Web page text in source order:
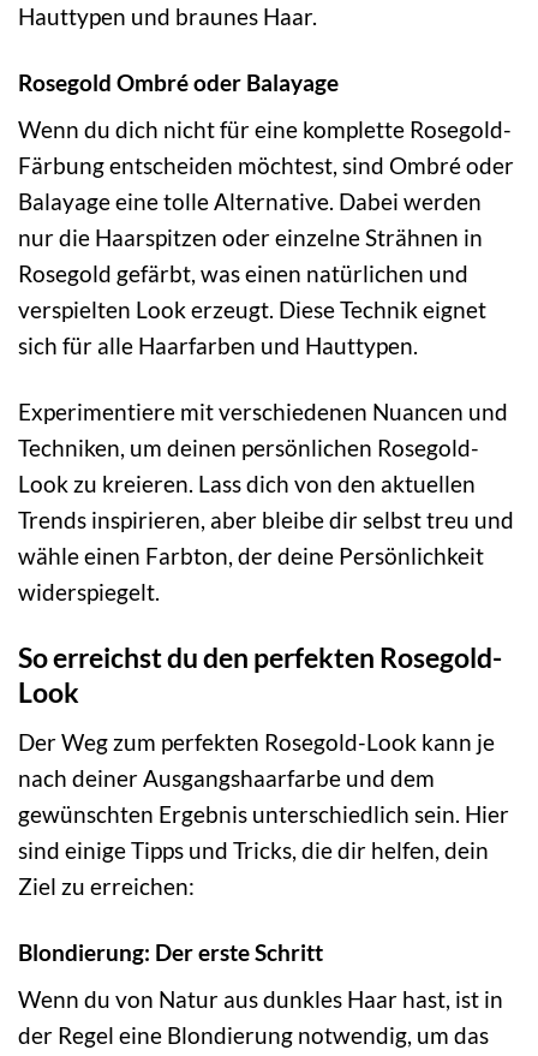
Hauttypen und braunes Haar.
Rosegold Ombré oder Balayage
Wenn du dich nicht für eine komplette Rosegold-
Färbung entscheiden möchtest, sind Ombré oder
Balayage eine tolle Alternative. Dabei werden
nur die Haarspitzen oder einzelne Strähnen in
Rosegold gefärbt, was einen natürlichen und
verspielten Look erzeugt. Diese Technik eignet
sich für alle Haarfarben und Hauttypen.
Experimentiere mit verschiedenen Nuancen und
Techniken, um deinen persönlichen Rosegold-
Look zu kreieren. Lass dich von den aktuellen
Trends inspirieren, aber bleibe dir selbst treu und
wähle einen Farbton, der deine Persönlichkeit
widerspiegelt.
So erreichst du den perfekten Rosegold-
Look
Der Weg zum perfekten Rosegold-Look kann je
nach deiner Ausgangshaarfarbe und dem
gewünschten Ergebnis unterschiedlich sein. Hier
sind einige Tipps und Tricks, die dir helfen, dein
Ziel zu erreichen:
Blondierung: Der erste Schritt
Wenn du von Natur aus dunkles Haar hast, ist in
der Regel eine Blondierung notwendig, um das